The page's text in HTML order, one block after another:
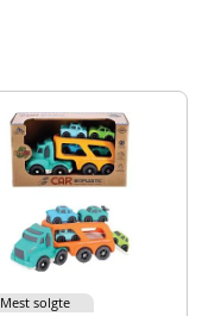
Mest solgte